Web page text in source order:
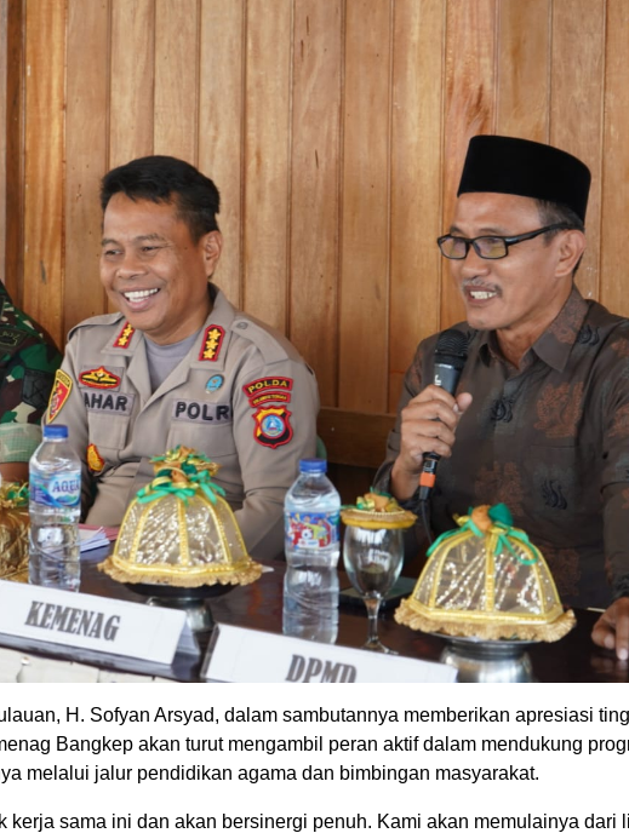
H. Sofyan Arsyad, dalam sambutannya memberikan apresiasi
Bangkep akan turut mengambil peran aktif dalam mendukung
melalui jalur pendidikan agama dan bimbingan masyarakat.
kerja sama ini dan akan bersinergi penuh. Kami akan memulainya dari